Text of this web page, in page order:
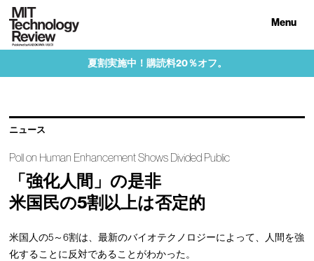
Menu
夏割実施中！購読料20％オフ。
ニュース
Poll on Human Enhancement Shows Divided Public
「強化人間」の是非
米国民の5割以上は否定的
米国人の5～6割は、最新のバイオテクノロジーによって、人間を強
化することに反対であることがわかった。